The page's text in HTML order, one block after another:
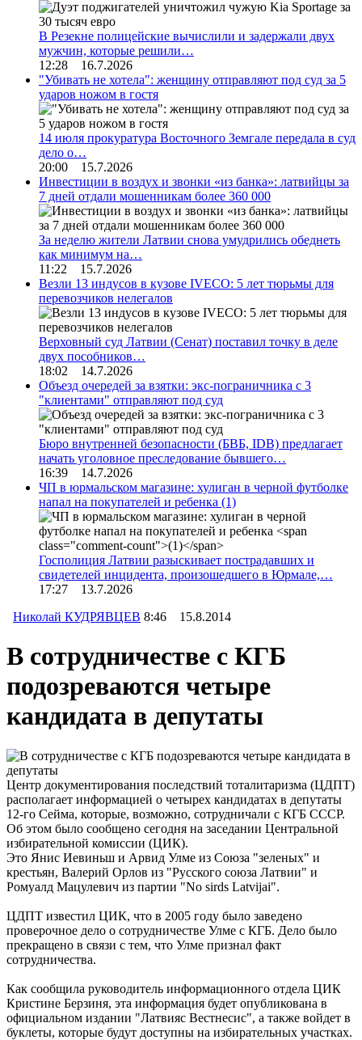
В Резекне полицейские вычислили и задержали двух
мужчин, которые решили…
12:28 16.7.2026
"Убивать не хотела": женщину отправляют под суд за 5
ударов ножом в гостя
14 июля прокуратура Восточного Земгале передала в суд
дело о…
20:00 15.7.2026
Инвестиции в воздух и звонки «из банка»: латвийцы за
7 дней отдали мошенникам более 360 000
За неделю жители Латвии снова умудрились обеднеть
как минимум на…
11:22 15.7.2026
Везли 13 индусов в кузове IVECO: 5 лет тюрьмы для
перевозчиков нелегалов
Верховный суд Латвии (Сенат) поставил точку в деле
двух пособников…
18:02 14.7.2026
Объезд очередей за взятки: экс-пограничника с 3
"клиентами" отправляют под суд
Бюро внутренней безопасности (БВБ, IDB) предлагает
начать уголовное преследование бывшего…
16:39 14.7.2026
ЧП в юрмальском магазине: хулиган в черной футболке
напал на покупателей и ребенка (1)
Госполиция Латвии разыскивает пострадавших и
свидетелей инцидента, произошедшего в Юрмале,…
17:27 13.7.2026
Николай КУДРЯВЦЕВ 8:46 15.8.2014
В сотрудничестве с КГБ
подозреваются четыре
кандидата в депутаты
Центр документирования последствий тоталитаризма (ЦДПТ)
располагает информацией о четырех кандидатах в депутаты
12-го Сейма, которые, возможно, сотрудничали с КГБ СССР.
Об этом было сообщено сегодня на заседании Центральной
избирательной комиссии (ЦИК).
Это Янис Иевиньш и Арвид Улме из Союза "зеленых" и
крестьян, Валерий Орлов из "Русского союза Латвии" и
Ромуалд Мацулевич из партии "No sirds Latvijai".
ЦДПТ известил ЦИК, что в 2005 году было заведено
проверочное дело о сотрудничестве Улме с КГБ. Дело было
прекращено в связи с тем, что Улме признал факт
сотрудничества.
Как сообщила руководитель информационного отдела ЦИК
Кристине Берзиня, эта информация будет опубликована в
официальном издании "Латвияс Вестнесис", а также войдет в
буклеты, которые будут доступны на избирательных участках.